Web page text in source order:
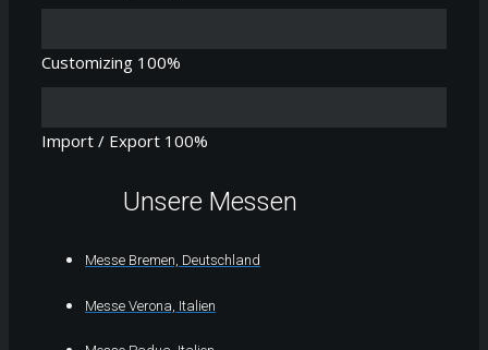
Customizing 100%
Import / Export 100%
Unsere Messen
Messe Bremen, Deutschland
Messe Verona, Italien